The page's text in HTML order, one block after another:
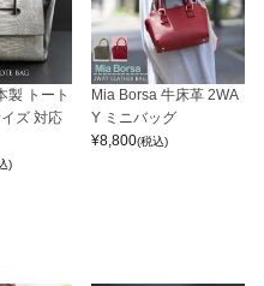
製 トート
ズ 対応
)
Mia Borsa 牛床革 2WA
Y ミニバッグ
¥8,800(税込)